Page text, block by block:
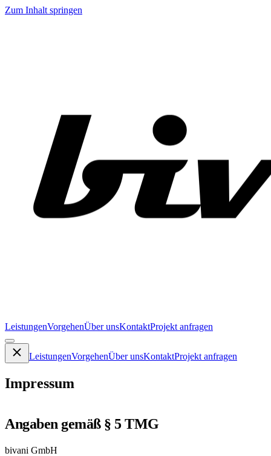
Zum Inhalt springen
LeistungenVorgehenÜber unsKontaktProjekt anfragen
LeistungenVorgehenÜber unsKontaktProjekt anfragen
Impressum
Angaben gemäß § 5 TMG
bivani GmbH